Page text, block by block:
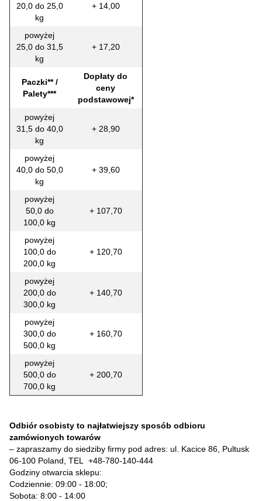
20,0 do 25,0
kg
+ 14,00
powyżej
25,0 do 31,5
kg
+ 17,20
Paczki** /
Palety***
Dopłaty do
ceny
podstawowej*
powyżej
31,5 do 40,0
kg
+ 28,90
powyżej
40,0 do 50,0
kg
+ 39,60
powyżej
50,0 do
100,0 kg
+ 107,70
powyżej
100,0 do
200,0 kg
+ 120,70
powyżej
200,0 do
300,0 kg
+ 140,70
powyżej
300,0 do
500,0 kg
+ 160,70
powyżej
500,0 do
700,0 kg
+ 200,70
Odbiór osobisty to najłatwiejszy sposób odbioru
zamówionych towarów
– zapraszamy do siedziby firmy pod adres: ul. Kacice 86, Pultusk
06-100 Poland, TEL +48-780-140-444
Godziny otwarcia sklepu:
Codziennie: 09:00 - 18:00;
Sobota: 8:00 - 14:00